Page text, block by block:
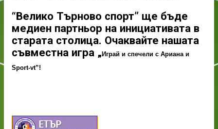
“Велико Търново спорт” ще бъде
медиен партньор на инициативата в
старата столица. Очаквайте нашата
съвместна игра „ Играй и спечели с Арианаи
Sport-vt”!